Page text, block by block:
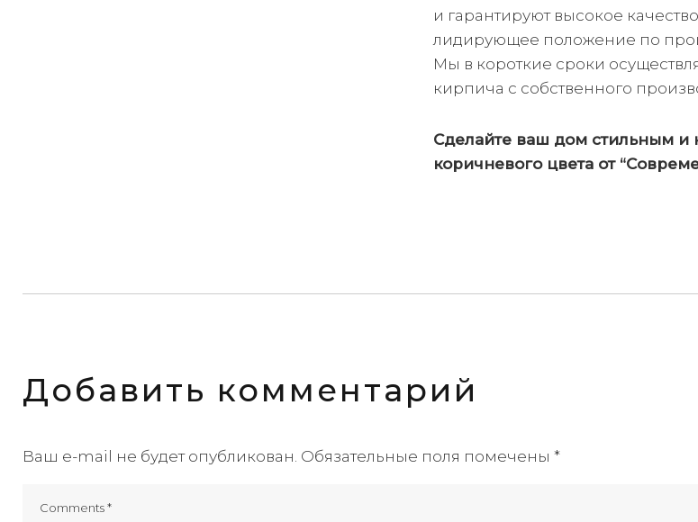
и гарантируют высокое
лидирующее положение по
Мы в короткие сроки
кирпича с собственного
Сделайте ваш дом стильным
коричневого цвета от
Добавить комментарий
Ваш e-mail не будет опубликован. Обязательные поля помечены *